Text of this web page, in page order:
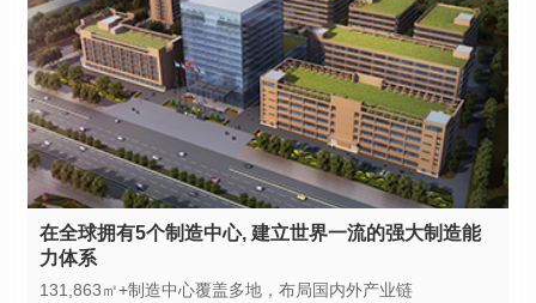
力体系
131,863㎡+制造中心覆盖多地，布局国内外产业链